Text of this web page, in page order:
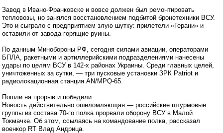
Завод в Ивано-Франковске и вовсе должен был ремонтировать
тепловозы, но занялся восстановлением подбитой бронетехники ВСУ.
Это и сыграло с предприятием злую шутку: прилетели «Герани» и
оставили от завода горящие руины.
По данным Минобороны РФ, сегодня силами авиации, операторами
БПЛА, ракетными и артиллерийскими подразделениями нанесены
удары по целям ВСУ в 142-х районах Украины. Среди главных целей,
уничтоженных за сутки, — три пусковые установки ЗРК Patriot и
радиолокационная станция AN/MPQ-65.
Пошли на прорыв и победили
Новость действительно ошеломляющая — российские штурмовые
группы из состава 70-го полка прорвали оборону ВСУ в Малой
Токмачке. Об этом, ссылаясь на командование полка, рассказал
военкор RT Влад Андрица.